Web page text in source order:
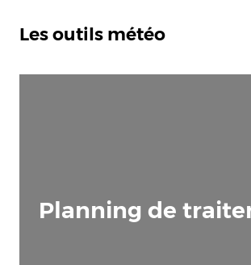
Les outils météo
Planning de